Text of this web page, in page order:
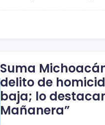
Suma
delito de
baja; lo
Mañanera”